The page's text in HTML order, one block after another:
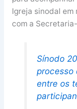
Igreja sinodal
com a
Sínodo
processo
entre os